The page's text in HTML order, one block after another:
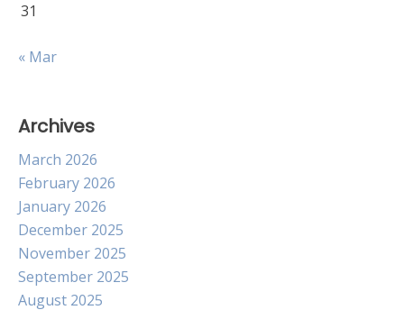
31
« Mar
Archives
March 2026
February 2026
January 2026
December 2025
November 2025
September 2025
August 2025